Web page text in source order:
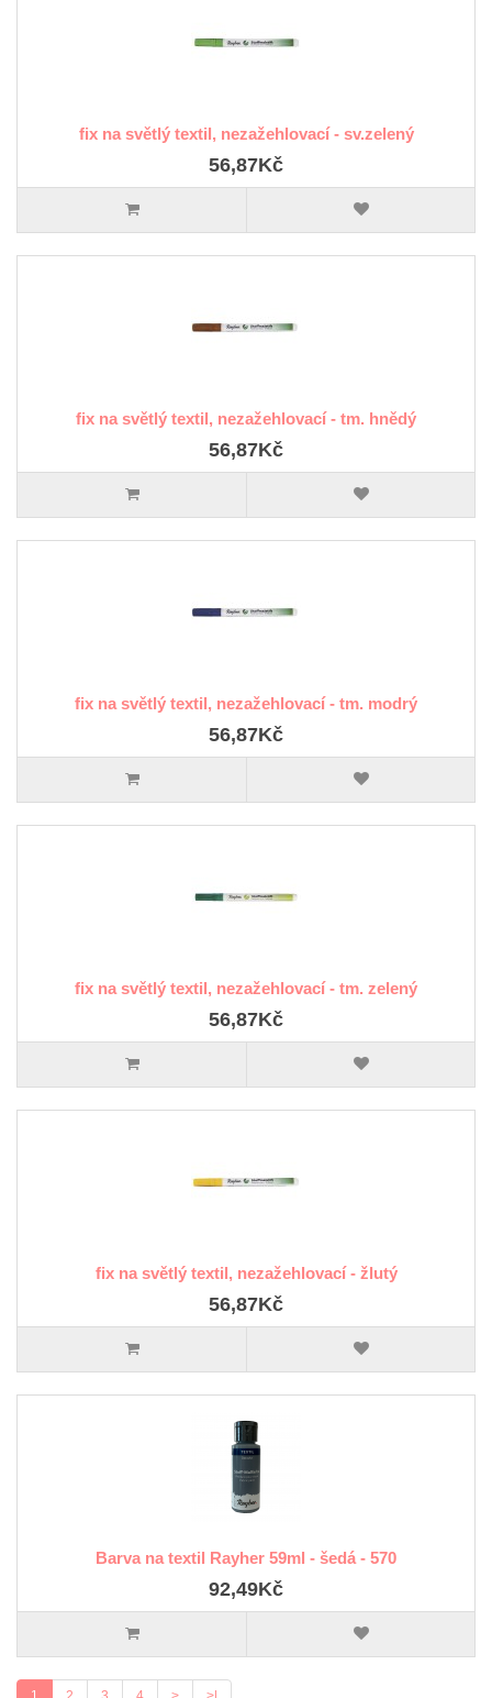
fix na světlý textil, nezažehlovací - sv.zelený
56,87Kč
fix na světlý textil, nezažehlovací - tm. hnědý
56,87Kč
fix na světlý textil, nezažehlovací - tm. modrý
56,87Kč
fix na světlý textil, nezažehlovací - tm. zelený
56,87Kč
fix na světlý textil, nezažehlovací - žlutý
56,87Kč
Barva na textil Rayher 59ml - šedá - 570
92,49Kč